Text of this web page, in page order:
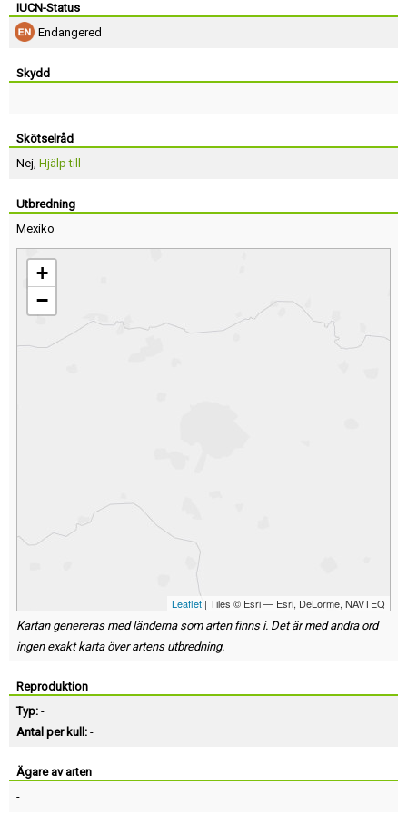
IUCN-Status
Endangered
Skydd
Skötselråd
Nej, Hjälp till
Utbredning
Mexiko
+
−
Leaflet | Tiles © Esri — Esri, DeLorme, NAVTEQ
Kartan genereras med länderna som arten finns i. Det är med andra ord
ingen exakt karta över artens utbredning.
Reproduktion
Typ: -
Antal per kull: -
Ägare av arten
-